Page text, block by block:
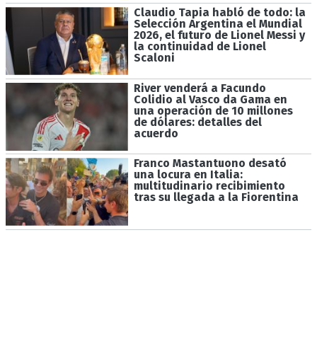
Claudio Tapia habló de todo: la
Selección Argentina el Mundial
2026, el futuro de Lionel Messi y
la continuidad de Lionel
Scaloni
River venderá a Facundo
Colidio al Vasco da Gama en
una operación de 10 millones
de dólares: detalles del
acuerdo
Franco Mastantuono desató
una locura en Italia:
multitudinario recibimiento
tras su llegada a la Fiorentina